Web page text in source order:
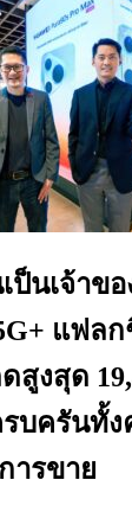
ป็นเจ้าข
5G+ แฟล
สูงสุด
บครันทั้ง
ารขาย